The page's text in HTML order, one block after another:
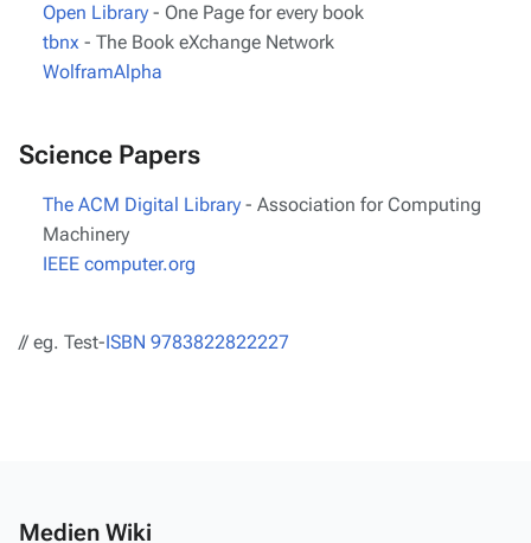
Open Library - One Page for every book
tbnx - The Book eXchange Network
WolframAlpha
Science Papers
The ACM Digital Library - Association for Computing
Machinery
IEEE computer.org
// eg. Test-ISBN 9783822822227
Medien Wiki